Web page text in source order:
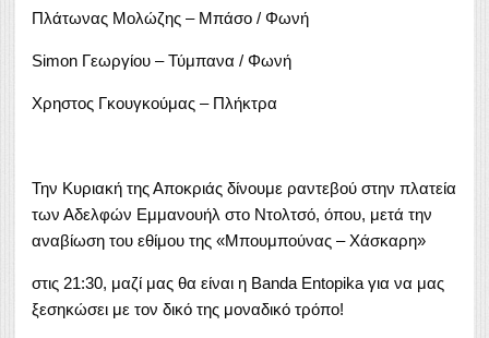
Πλάτωνας Μολώζης – Μπάσο / Φωνή
Simon Γεωργίου – Τύμπανα / Φωνή
Χρηστος Γκουγκούμας – Πλήκτρα
Την Κυριακή της Αποκριάς δίνουμε ραντεβού στην πλατεία
των Αδελφών Εμμανουήλ στο Ντολτσό, όπου, μετά την
αναβίωση του εθίμου της «Μπουμπούνας – Χάσκαρη»
στις 21:30, μαζί μας θα είναι η Banda Entopika για να μας
ξεσηκώσει με τον δικό της μοναδικό τρόπο!